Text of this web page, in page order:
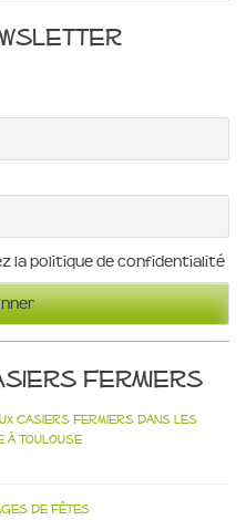
la politique de confidentialité
Fermiers
casiers fermiers dans les
à Toulouse
de fêtes